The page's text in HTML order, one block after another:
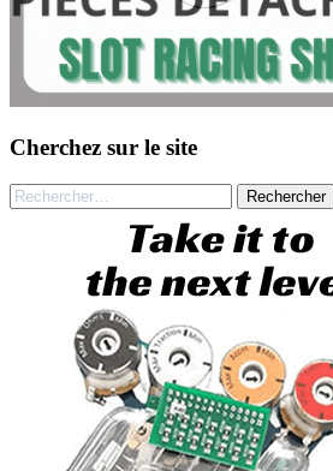
Cherchez sur le site
Rechercher :